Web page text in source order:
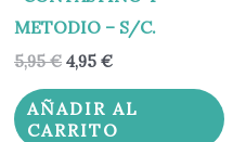
METODIO – S/C.
5,95€ 4,95 €
AÑADIR AL
CARRITO